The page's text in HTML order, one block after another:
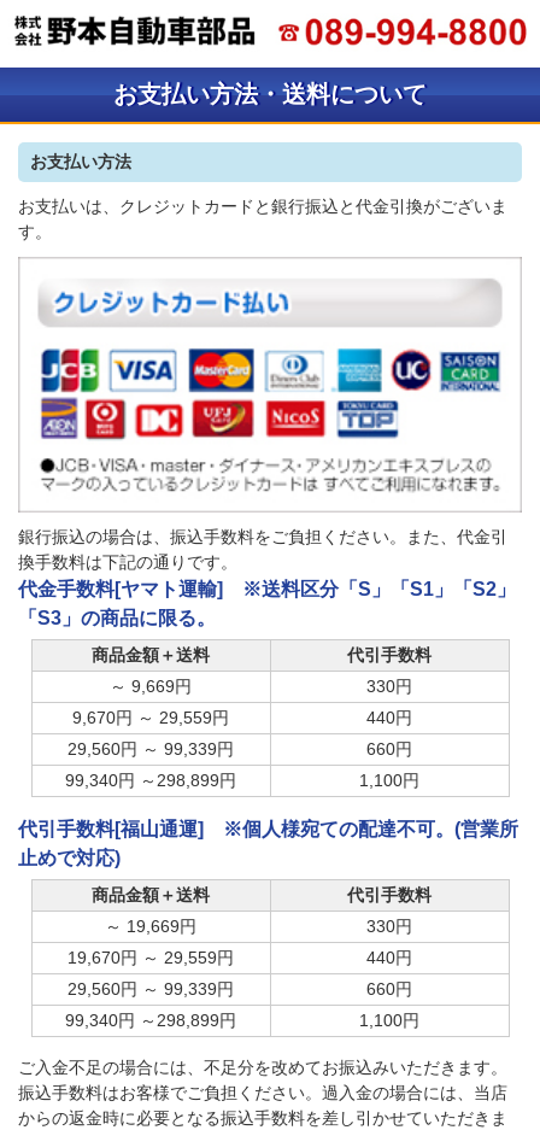
お支払い方法・送料について
お支払い方法
お支払いは、クレジットカードと銀行振込と代金引換がございま
す。
銀行振込の場合は、振込手数料をご負担ください。また、代金引
換手数料は下記の通りです。
代金手数料[ヤマト運輸] ※送料区分「S」「S1」「S2」
「S3」の商品に限る。
商品金額＋送料
代引手数料
～ 9,669円
330円
9,670円 ～ 29,559円
440円
29,560円 ～ 99,339円
660円
99,340円 ～298,899円
1,100円
代引手数料[福山通運] ※個人様宛ての配達不可。(営業所
止めで対応)
商品金額＋送料
代引手数料
～ 19,669円
330円
19,670円 ～ 29,559円
440円
29,560円 ～ 99,339円
660円
99,340円 ～298,899円
1,100円
ご入金不足の場合には、不足分を改めてお振込みいただきます。
振込手数料はお客様でご負担ください。過入金の場合には、当店
からの返金時に必要となる振込手数料を差し引かせていただきま